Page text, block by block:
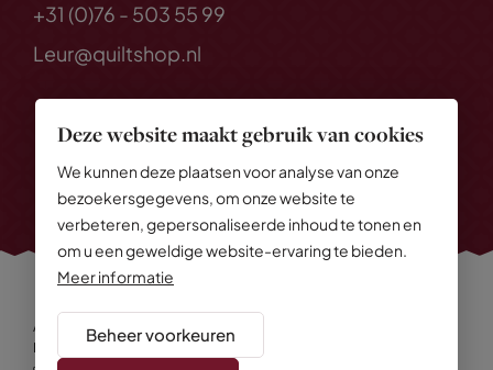
Deze website maakt gebruik van cookies
We kunnen deze plaatsen voor analyse van onze
bezoekersgegevens, om onze website te
verbeteren, gepersonaliseerde inhoud te tonen en
om u een geweldige website-ervaring te bieden.
Meer informatie
Beheer voorkeuren
+31 (0)76 - 503 55 99
Leur@quiltshop.nl
Alle rechten voorbehouden
Privacy Policy
Algemene voorwaarden